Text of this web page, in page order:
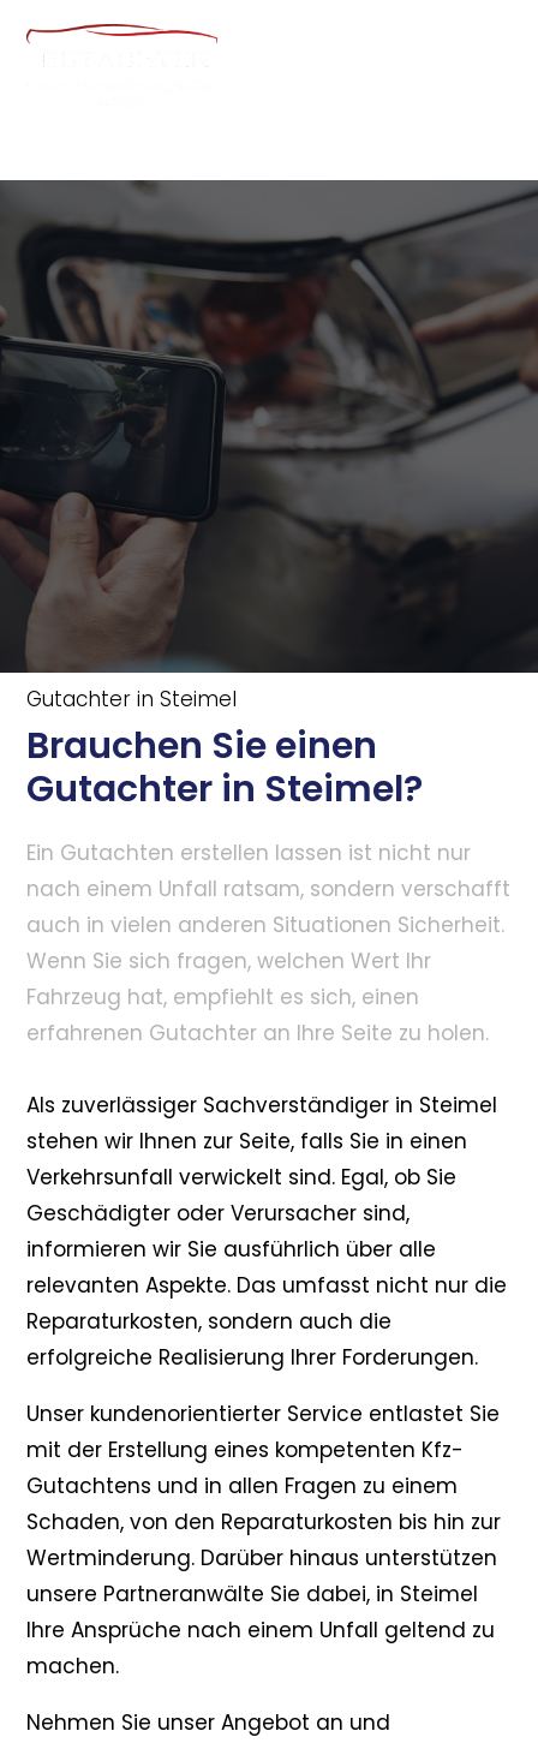
Gutachter in Steimel
Brauchen Sie einen
Gutachter in Steimel?
Ein Gutachten erstellen lassen ist nicht nur
nach einem Unfall ratsam, sondern verschafft
auch in vielen anderen Situationen Sicherheit.
Wenn Sie sich fragen, welchen Wert Ihr
Fahrzeug hat, empfiehlt es sich, einen
erfahrenen Gutachter an Ihre Seite zu holen.
Als zuverlässiger Sachverständiger in Steimel
stehen wir Ihnen zur Seite, falls Sie in einen
Verkehrsunfall verwickelt sind. Egal, ob Sie
Geschädigter oder Verursacher sind,
informieren wir Sie ausführlich über alle
relevanten Aspekte. Das umfasst nicht nur die
Reparaturkosten, sondern auch die
erfolgreiche Realisierung Ihrer Forderungen.
Unser kundenorientierter Service entlastet Sie
mit der Erstellung eines kompetenten Kfz-
Gutachtens und in allen Fragen zu einem
Schaden, von den Reparaturkosten bis hin zur
Wertminderung. Darüber hinaus unterstützen
unsere Partneranwälte Sie dabei, in Steimel
Ihre Ansprüche nach einem Unfall geltend zu
machen.
Nehmen Sie unser Angebot an und